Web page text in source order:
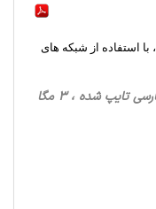
با استفاده از شبکه های
، نرم افزار، فناوری اطلاعات، 22 صفحه فارسی تایپ شده ، 3 مگا